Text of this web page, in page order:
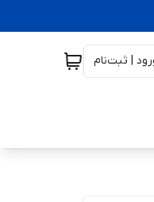
| ثبت‌نام